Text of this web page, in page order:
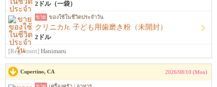
2ドル（一袋）
ขาย ของใช้ในชีวิตประจำวัน
クリニカJr. 子ども用歯磨き粉（未開封）
2ドル
[Registrant] Hanimaru
Cupertino, CA 2026/08/10 (Mon)